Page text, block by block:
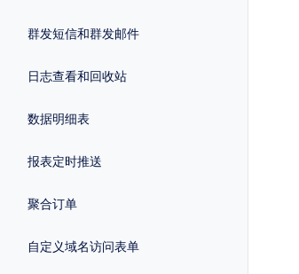
群发短信和群发邮件
日志查看和回收站
数据明细表
报表定时推送
聚合订单
自定义域名访问表单